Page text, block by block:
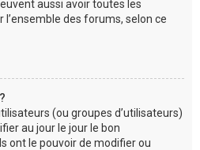
aussi avoir toutes les
des forums, selon ce
(ou groupes d’utilisateurs)
au jour le jour le bon
ont le pouvoir de modifier ou